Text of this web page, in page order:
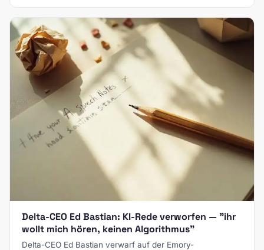
Delta-CEO Ed Bastian: KI-Rede verworfen — "ihr
wollt mich hören, keinen Algorithmus"
Delta-CEO Ed Bastian verwarf auf der Emory-